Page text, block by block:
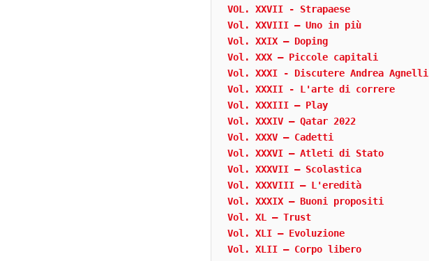
VOL. XXVII - Strapaese
Vol. XXVIII – Uno in più
Vol. XXIX – Doping
Vol. XXX – Piccole capitali
Vol. XXXI - Discutere Andrea Agnelli
Vol. XXXII - L'arte di correre
Vol. XXXIII – Play
Vol. XXXIV – Qatar 2022
Vol. XXXV – Cadetti
Vol. XXXVI – Atleti di Stato
Vol. XXXVII – Scolastica
Vol. XXXVIII – L'eredità
Vol. XXXIX – Buoni propositi
Vol. XL – Trust
Vol. XLI – Evoluzione
Vol. XLII – Corpo libero